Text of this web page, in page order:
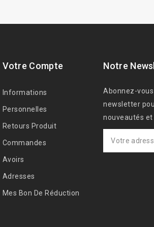
Votre Compte
Informations
Personnelles
Retours Produit
Commandes
Avoirs
Adresses
Mes Bon De Réduction
Notre
Abonnez-
newsletter
nouveautés et